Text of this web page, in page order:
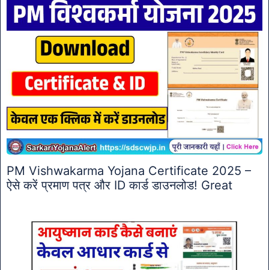
PM Vishwakarma Yojana Certificate 2025 –
ऐसे करें प्रमाण पत्र और ID कार्ड डाउनलोड! Great